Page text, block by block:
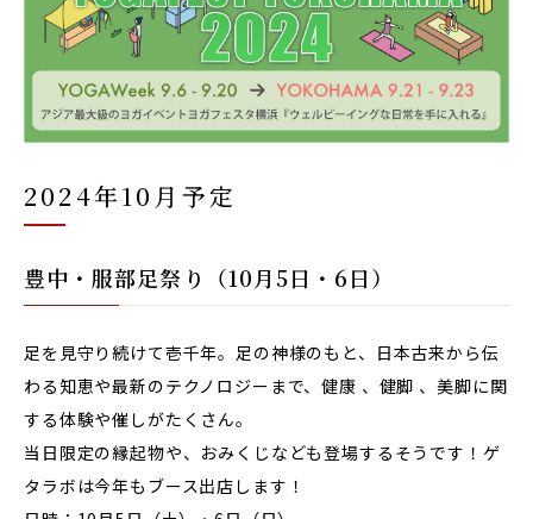
2024年10月予定
豊中・服部足祭り（10月5日・6日）
足を見守り続けて壱千年。足の神様のもと、日本古来から伝
わる知恵や最新のテクノロジーまで、健康 、健脚 、美脚に関
する体験や催しがたくさん。
当日限定の縁起物や、おみくじなども登場するそうです！ゲ
タラボは今年もブース出店します！